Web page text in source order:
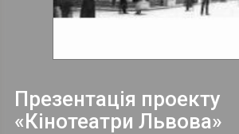
Презентація проекту
«Кінотеатри Львова»